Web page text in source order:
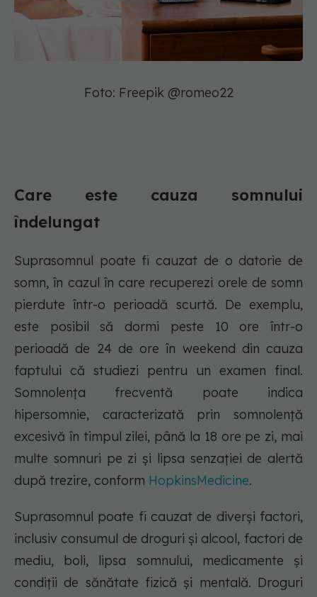
Foto: Freepik @romeo22
Care este cauza somnului
îndelungat
Suprasomnul poate fi cauzat de o datorie de
somn, în cazul în care recuperezi orele de somn
pierdute într-o perioadă scurtă. De exemplu,
este posibil să dormi peste 10 ore într-o
perioadă de 24 de ore în weekend din cauza
faptului că studiezi pentru un examen final.
Somnolența frecventă poate indica
hipersomnie, caracterizată prin somnolență
excesivă în timpul zilei, până la 18 ore pe zi, mai
multe somnuri pe zi și lipsa senzației de alertă
după trezire, conform HopkinsMedicine.
Suprasomnul poate fi cauzat de diverși factori,
inclusiv consumul de droguri și alcool, factori de
mediu, boli, lipsa somnului, medicamente și
condiții de sănătate fizică și mentală. Droguri